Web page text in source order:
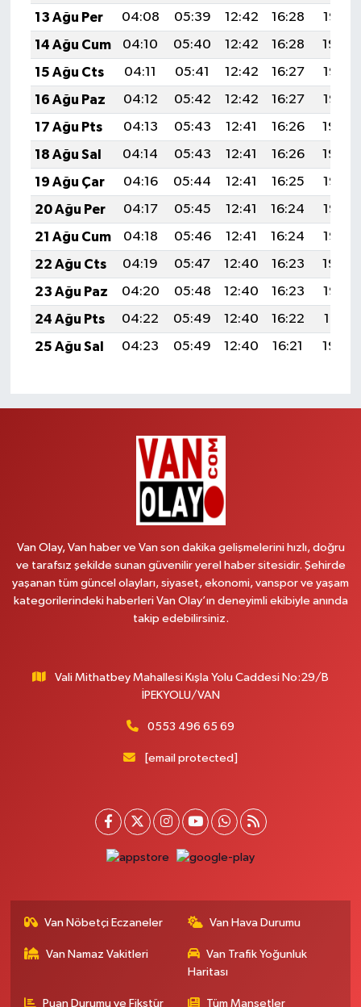
13 Ağu Per
04:08 05:39 12:42 16:28
19:35
14 Ağu Cum
04:10 05:40 12:42 16:28
19:34
15 Ağu Cts
04:11 05:41 12:42 16:27
19:33
16 Ağu Paz
04:12 05:42 12:42 16:27
19:32
17 Ağu Pts
04:13 05:43 12:41 16:26
19:30
18 Ağu Sal
04:14 05:43 12:41 16:26
19:29
19 Ağu Çar
04:16 05:44 12:41 16:25
19:28
20 Ağu Per
04:17 05:45 12:41 16:24
19:27
21 Ağu Cum
04:18 05:46 12:41 16:24
19:25
22 Ağu Cts
04:19 05:47 12:40 16:23
19:24
23 Ağu Paz
04:20 05:48 12:40 16:23
19:22
24 Ağu Pts
04:22 05:49 12:40 16:22
19:21
25 Ağu Sal
04:23 05:49 12:40 16:21 19:20
Van Olay, Van haber ve Van son dakika gelişmelerini hızlı, doğru
ve tarafsız şekilde sunan güvenilir yerel haber sitesidir. Şehirde
yaşanan tüm güncel olayları, siyaset, ekonomi, vanspor ve yaşam
kategorilerindeki haberleri Van Olay’ın deneyimli ekibiyle anında
takip edebilirsiniz.
Vali Mithatbey Mahallesi Kışla Yolu Caddesi No:29/B
İPEKYOLU/VAN
0553 496 65 69
[email protected]
Van Nöbetçi Eczaneler Van Hava Durumu
Van Namaz Vakitleri
Van Trafik Yoğunluk
Haritası
Puan Durumu ve Fikstür Tüm Manşetler